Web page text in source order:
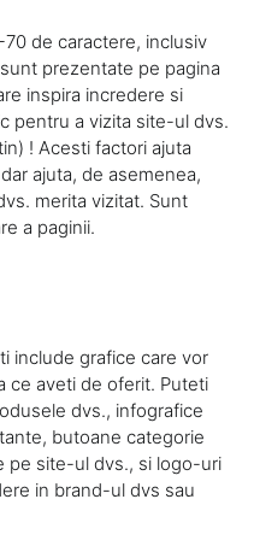
de caractere, inclusiv
prezentate pe pagina
inspira incredere si
pentru a vizita site-ul dvs.
! Acesti factori ajuta
ajuta, de asemenea,
merita vizitat. Sunt
a paginii.
include grafice care vor
ce aveti de oferit. Puteti
dvs., infografice
butoane categorie
pe site-ul dvs., si logo-uri
in brand-ul dvs sau